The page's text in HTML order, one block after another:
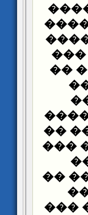
���
���